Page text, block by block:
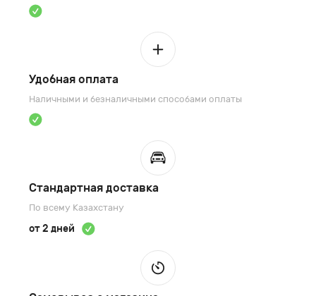
Удобная оплата
Наличными и безналичными способами оплаты
Стандартная доставка
По всему Казахстану
от 2 дней